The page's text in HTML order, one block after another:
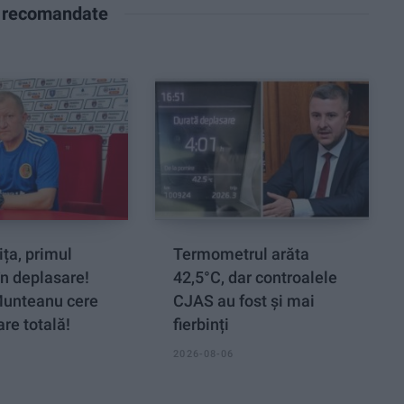
primul
deplasare!
cere
totală!
Termometrul arăta
42,5°C, dar controalele
CJAS au fost și mai
fierbinți
2026-08-06